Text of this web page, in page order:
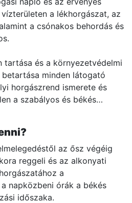
a lékhorgászat, az
a csónakos behordás és
tartása és a környezetvédelmi
minden látogató
horgászrend ismerete és
a szabályos és békés
az ősz végéig
reggeli és az alkonyati
a
napközbeni órák a békés
időszaka.